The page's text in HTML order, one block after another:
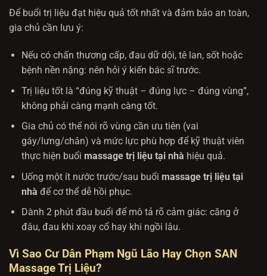
Để buổi trị liệu đạt hiệu quả tốt nhất và đảm bảo an toàn,
gia chủ cần lưu ý:
Nếu có chấn thương cấp, đau dữ dội, tê lan, sốt hoặc
bệnh nền nặng: nên hỏi ý kiến bác sĩ trước.
Trị liệu tốt là “đúng kỹ thuật – đúng lực – đúng vùng”,
không phải càng mạnh càng tốt.
Gia chủ có thể nói rõ vùng cần ưu tiên (vai
gáy/lưng/chân) và mức lực phù hợp để kỹ thuật viên
thực hiện buổi massage trị liệu tại nhà hiệu quả.
Uống một ít nước trước/sau buổi massage trị liệu tại
nhà để cơ thể dễ hồi phục.
Dành 2 phút đầu buổi để mô tả rõ cảm giác: căng ở
đâu, đau khi xoay cổ hay khi ngồi lâu.
Vì Sao Cư Dân Phạm Ngũ Lão Hay Chọn SAN
Massage Trị Liệu?